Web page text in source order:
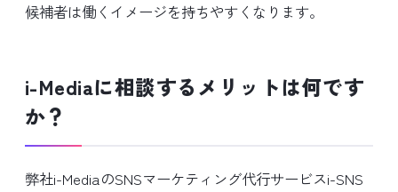
候補者は働くイメージを持ちやすくなります。
i-Mediaに相談するメリットは何です
か？
弊社i-MediaのSNSマーケティング代行サービスi-SNS